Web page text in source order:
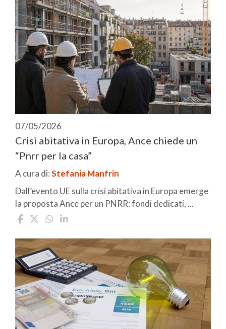
07/05/2026
Crisi abitativa in Europa, Ance chiede un
“Pnrr per la casa”
A cura di:Stefania Manfrin
Dall’evento UE sulla crisi abitativa in Europa emerge
la proposta Ance per un PNRR: fondi dedicati, ...